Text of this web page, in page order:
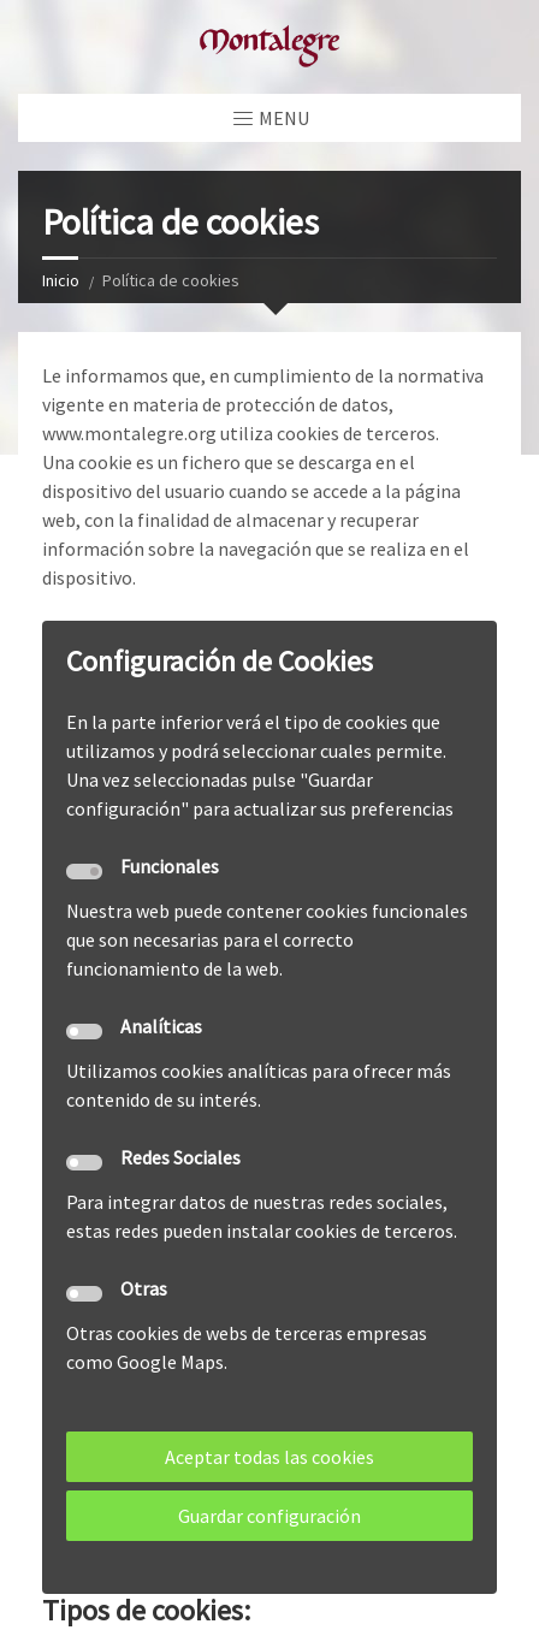
MENU
Política de cookies
Inicio Política de cookies
Le informamos que, en cumplimiento de la normativa
vigente en materia de protección de datos,
www.montalegre.org utiliza cookies de terceros.
Una cookie es un fichero que se descarga en el
dispositivo del usuario cuando se accede a la página
web, con la finalidad de almacenar y recuperar
información sobre la navegación que se realiza en el
dispositivo.
Configuración de Cookies
En la parte inferior verá el tipo de cookies que
utilizamos y podrá seleccionar cuales permite.
Una vez seleccionadas pulse "Guardar
configuración" para actualizar sus preferencias
Funcionales
Nuestra web puede contener cookies funcionales
que son necesarias para el correcto
funcionamiento de la web.
Analíticas
Utilizamos cookies analíticas para ofrecer más
contenido de su interés.
Redes Sociales
Para integrar datos de nuestras redes sociales,
estas redes pueden instalar cookies de terceros.
Otras
Otras cookies de webs de terceras empresas
como Google Maps.
Aceptar todas las cookies
Guardar configuración
Tipos de cookies: